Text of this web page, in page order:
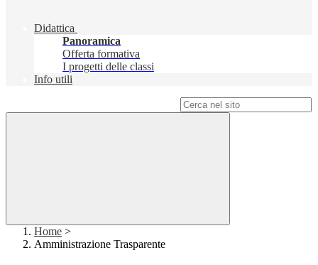
Didattica
Panoramica
Offerta formativa
I progetti delle classi
Info utili
Home >
Amministrazione Trasparente